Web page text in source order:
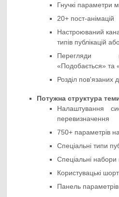
Гнучкі параметри
20+ пост-анімацій
Настроюваний
типів публікацій
Перегляди
«Подобається» та
Розділ пов'язаних
Потужна структура
Налаштування
перевизначення
750+ параметрів
Спеціальні типи
Спеціальні набори
Користувацькі
Панель